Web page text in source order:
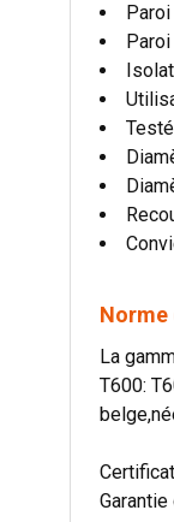
La
T600: